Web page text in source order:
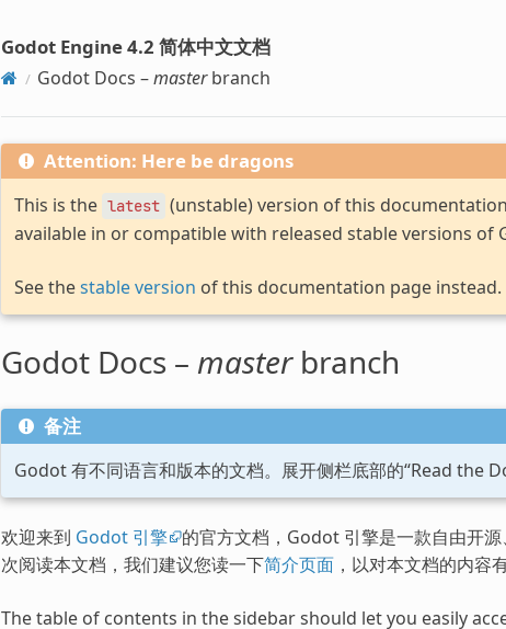
Godot Engine 4.2 简体中文文档
Godot Docs –masterbranch
Attention: Here be dragons
This is the latest (unstable) version of this
available in or compatible with released stable versions of
See thestable version of this documentation page instead.
Godot Docs – masterbranch
备注
Godot 有不同语言和版本的文档。展开侧栏底部的“Read the
欢迎来到 Godot 引擎 的官方文档，Godot 引擎是一款自由开
次阅读本文档，我们建议您读一下简介页面，以对本文档的内容
The table of contents in the sidebar should let you easily